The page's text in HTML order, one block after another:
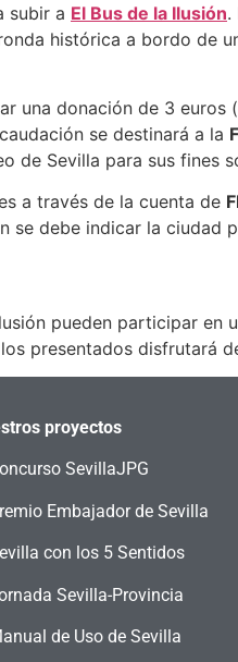
subir a El Bus de la Ilusión.
histórica a bordo de
una donación de 3 euros
se destinará a la
de Sevilla para sus fines
a través de la cuenta de
debe indicar la ciudad
pueden participar
presentados disfrutará
proyectos
SevillaJPG
Embajador de Sevilla
con los 5 Sentidos
Sevilla-Provincia
de Uso de Sevilla